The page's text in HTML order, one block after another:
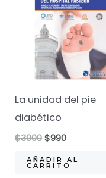
La unidad del pie
diabético
$3900El
original
era:
$990El
actual
es:
AÑADIR AL
CARRITO